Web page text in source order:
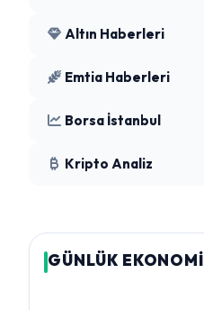
Altın Haberleri
Emtia Haberleri
Borsa İstanbul
Kripto Analiz
GÜNLÜK